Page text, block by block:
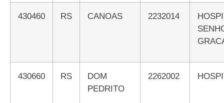
430460 RS CANOAS 2232014
HOSPITAL NOSSA
430660 RS
DOM
PEDRITO
2262002